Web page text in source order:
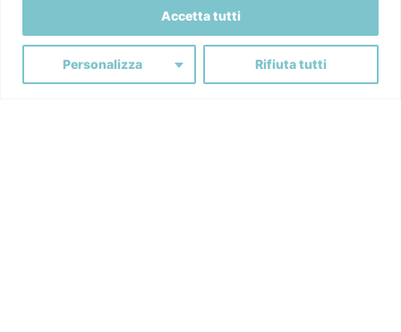
Personalizza Rifiuta tutti
Accetta tutti